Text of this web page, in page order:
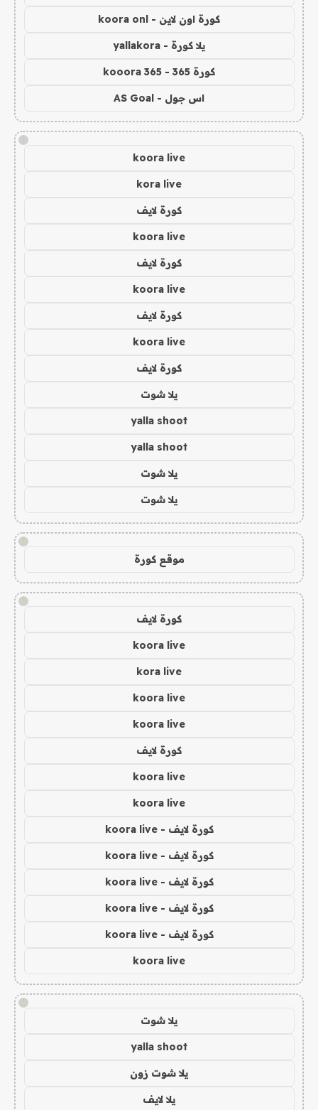
كورة اون لاين - koora onl
يلا كورة - yallakora
كورة 365 - kooora 365
اس جول - AS Goal
!
koora live
kora live
كورة لايف
koora live
كورة لايف
koora live
كورة لايف
koora live
كورة لايف
يلا شوت
yalla shoot
yalla shoot
يلا شوت
يلا شوت
!
موقع كورة
!
كورة لايف
koora live
kora live
koora live
koora live
كورة لايف
koora live
koora live
كورة لايف - koora live
كورة لايف - koora live
كورة لايف - koora live
كورة لايف - koora live
كورة لايف - koora live
koora live
!
يلا شوت
yalla shoot
يلا شوت زون
يلا لايف